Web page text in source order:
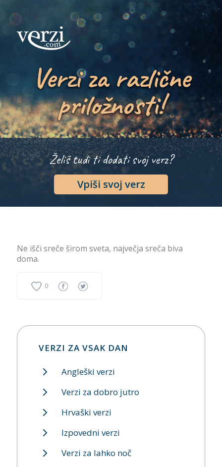
Verzi za različne
priložnosti!
Želiš tudi ti dodati svoj verz?
Vpiši svoj verz
Ne išči sreče širom sveta, največja sreča biva
doma.
0
VERZI ZA VSAK DAN
Angleški verzi
Verzi za dobro jutro
Hrvaški verzi
Izpovedni verzi
Verzi za lahko noč